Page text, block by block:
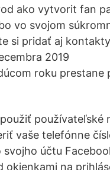
ako vytvorit fan
vo svojom
si pridať aj
2019
roku prestane
používateľské
vaše telefónne
účtu
na